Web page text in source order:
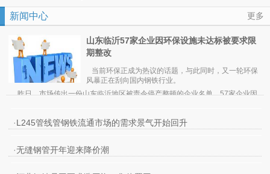
更多
新闻中心
山东临沂57家企业因环保设施未达标被要求限
期整改
当前环保正成为热议的话题，与此同时，又一轮环保
风暴正在刮向国内钢铁行业。
昨日，市场传出一份山东临沂地区被责令停产整顿的企业名单，57家企业因
值得一提的是，在被勒令停产整改的企业中，钢铁行业成为重灾区。其中，包
括临沂江鑫钢铁有限公司、临沂三德特钢有限公司、临沂宇光钢铁有限公司、山
威集团有限公司等钢厂都被要求停产。
业一律要紧急关停，无论环保是否达标，同时还涉及铁合金、焦化、化工、水泥
等企业。
与临沂市市长此前被环保部约谈有较大关系。因一些企业违法排污的行为屡禁不
·L245管线管钢铁流通市场的需求景气开始回升
·无缝钢管开年迎来降价潮